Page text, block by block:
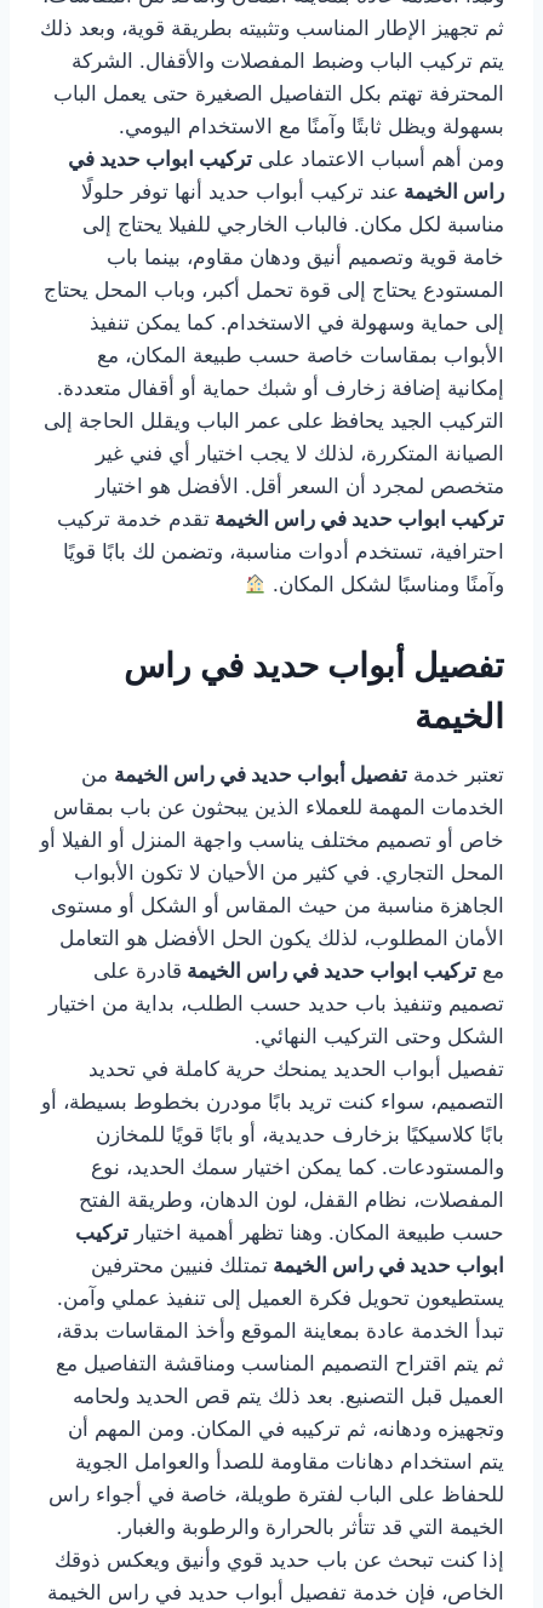
ثم تجهيز الإطار المناسب وتثبيته بطريقة قوية، وبعد ذلك
يتم تركيب الباب وضبط المفصلات والأقفال. الشركة
المحترفة تهتم بكل التفاصيل الصغيرة حتى يعمل الباب
بسهولة ويظل ثابتًا وآمنًا مع الاستخدام اليومي.
ومن أهم أسباب الاعتماد على تركيب ابواب حديد في
راس الخيمة عند تركيب أبواب حديد أنها توفر حلولًا
مناسبة لكل مكان. فالباب الخارجي للفيلا يحتاج إلى
خامة قوية وتصميم أنيق ودهان مقاوم، بينما باب
المستودع يحتاج إلى قوة تحمل أكبر، وباب المحل يحتاج
إلى حماية وسهولة في الاستخدام. كما يمكن تنفيذ
الأبواب بمقاسات خاصة حسب طبيعة المكان، مع
إمكانية إضافة زخارف أو شبك حماية أو أقفال متعددة.
التركيب الجيد يحافظ على عمر الباب ويقلل الحاجة إلى
الصيانة المتكررة، لذلك لا يجب اختيار أي فني غير
متخصص لمجرد أن السعر أقل. الأفضل هو اختيار
تركيب ابواب حديد في راس الخيمة تقدم خدمة تركيب
احترافية، تستخدم أدوات مناسبة، وتضمن لك بابًا قويًا
وآمنًا ومناسبًا لشكل المكان.
تفصيل أبواب حديد في راس
الخيمة
تعتبر خدمة تفصيل أبواب حديد في راس الخيمة من
الخدمات المهمة للعملاء الذين يبحثون عن باب بمقاس
خاص أو تصميم مختلف يناسب واجهة المنزل أو الفيلا أو
المحل التجاري. في كثير من الأحيان لا تكون الأبواب
الجاهزة مناسبة من حيث المقاس أو الشكل أو مستوى
الأمان المطلوب، لذلك يكون الحل الأفضل هو التعامل
مع تركيب ابواب حديد في راس الخيمة قادرة على
تصميم وتنفيذ باب حديد حسب الطلب، بداية من اختيار
الشكل وحتى التركيب النهائي.
تفصيل أبواب الحديد يمنحك حرية كاملة في تحديد
التصميم، سواء كنت تريد بابًا مودرن بخطوط بسيطة، أو
بابًا كلاسيكيًا بزخارف حديدية، أو بابًا قويًا للمخازن
والمستودعات. كما يمكن اختيار سمك الحديد، نوع
المفصلات، نظام القفل، لون الدهان، وطريقة الفتح
حسب طبيعة المكان. وهنا تظهر أهمية اختيار تركيب
ابواب حديد في راس الخيمة تمتلك فنيين محترفين
يستطيعون تحويل فكرة العميل إلى تنفيذ عملي وآمن.
تبدأ الخدمة عادة بمعاينة الموقع وأخذ المقاسات بدقة،
ثم يتم اقتراح التصميم المناسب ومناقشة التفاصيل مع
العميل قبل التصنيع. بعد ذلك يتم قص الحديد ولحامه
وتجهيزه ودهانه، ثم تركيبه في المكان. ومن المهم أن
يتم استخدام دهانات مقاومة للصدأ والعوامل الجوية
للحفاظ على الباب لفترة طويلة، خاصة في أجواء راس
الخيمة التي قد تتأثر بالحرارة والرطوبة والغبار.
إذا كنت تبحث عن باب حديد قوي وأنيق ويعكس ذوقك
الخاص، فإن خدمة تفصيل أبواب حديد في راس الخيمة